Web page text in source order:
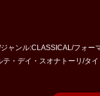
ャンル:CLASSICAL/フォー
テ・デイ・スオナトーリ/タ